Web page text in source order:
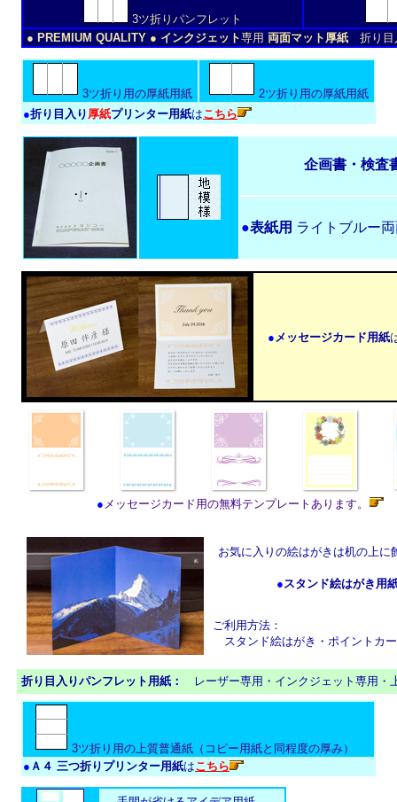
3ツ折りパンフレット
● PREMIUM QUALITY ● インクジェット専用 両面マット厚紙 折り目
3ツ折り用の厚紙用紙
2ツ折り用の厚紙用紙
●折り目入り 厚紙プリンター用紙はこちら
企画書・検査
●表紙用 ライトブルー
●メッセージカード用紙
● メッセージカード用の無料テンプレートあります。
お気に入りの絵はがきは机の上に
●スタンド絵はがき用
ご利用方法：
スタンド絵はがき・ポイントカ
折り目入りパンフレット用紙： レーザー専用・インクジェット専用・
3ツ折り用の上質普通紙（コピー用紙と同程度の厚み）
● Ａ４ 三つ折りプリンター用紙はこちら